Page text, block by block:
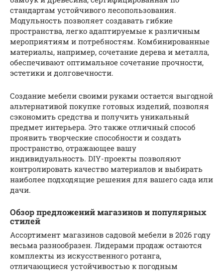
стандартам устойчивого лесопользования.
Модульность позволяет создавать гибкие
пространства, легко адаптируемые к различным
мероприятиям и потребностям. Комбинированные
материалы, например, сочетание дерева и металла,
обеспечивают оптимальное сочетание прочности,
эстетики и долговечности.
Создание мебели своими руками остается выгодной
альтернативой покупке готовых изделий, позволяя
сэкономить средства и получить уникальный
предмет интерьера. Это также отличный способ
проявить творческие способности и создать
пространство, отражающее вашу
индивидуальность. DIY-проекты позволяют
контролировать качество материалов и выбирать
наиболее подходящие решения для вашего сада или
дачи.
Обзор предложений магазинов и популярных
стилей
Ассортимент магазинов садовой мебели в 2026 году
весьма разнообразен. Лидерами продаж остаются
комплекты из искусственного ротанга,
отличающиеся устойчивостью к погодным